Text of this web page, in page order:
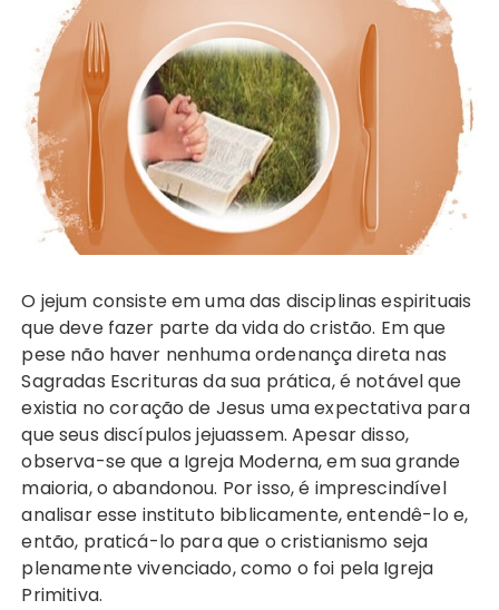
O jejum consiste em uma das disciplinas espirituais
que deve fazer parte da vida do cristão. Em que
pese não haver nenhuma ordenança direta nas
Sagradas Escrituras da sua prática, é notável que
existia no coração de Jesus uma expectativa para
que seus discípulos jejuassem. Apesar disso,
observa-se que a Igreja Moderna, em sua grande
maioria, o abandonou. Por isso, é imprescindível
analisar esse instituto biblicamente, entendê-lo e,
então, praticá-lo para que o cristianismo seja
plenamente vivenciado, como o foi pela Igreja
Primitiva.